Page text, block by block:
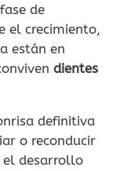
de
el crecimiento,
están en
dientes
definitiva
o reconducir
el desarrollo